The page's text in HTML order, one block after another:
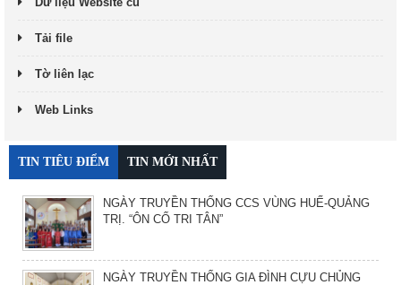
Tải file
Tờ liên lạc
Web Links
TIN TIÊU ĐIỂM TIN MỚI NHẤT
NGÀY TRUYỀN THỐNG CCS VÙNG HUẾ-QUẢNG
TRỊ. “ÔN CỐ TRI TÂN”
NGÀY TRUYỀN THỐNG GIA ĐÌNH CỰU CHỦNG